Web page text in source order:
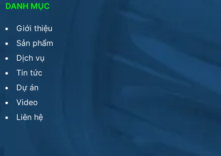
DANH MỤC
Giới thiệu
Sản phẩm
Dịch vụ
Tin tức
Dự án
Video
Liên hệ